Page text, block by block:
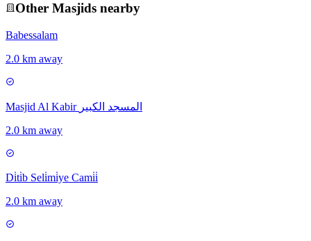
Other Masjids nearby
Babessalam
2.0 km away
Masjid Al Kabir المسجد الكبير
2.0 km away
Di̇ti̇b Seli̇mi̇ye Cami̇i̇
2.0 km away